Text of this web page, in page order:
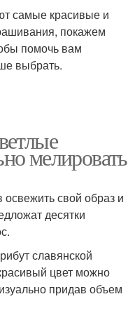
самые красивые и
покажем
помочь вам
выбрать.
мелировать
свой образ и
десятки
славянской
цвет можно
придав объем